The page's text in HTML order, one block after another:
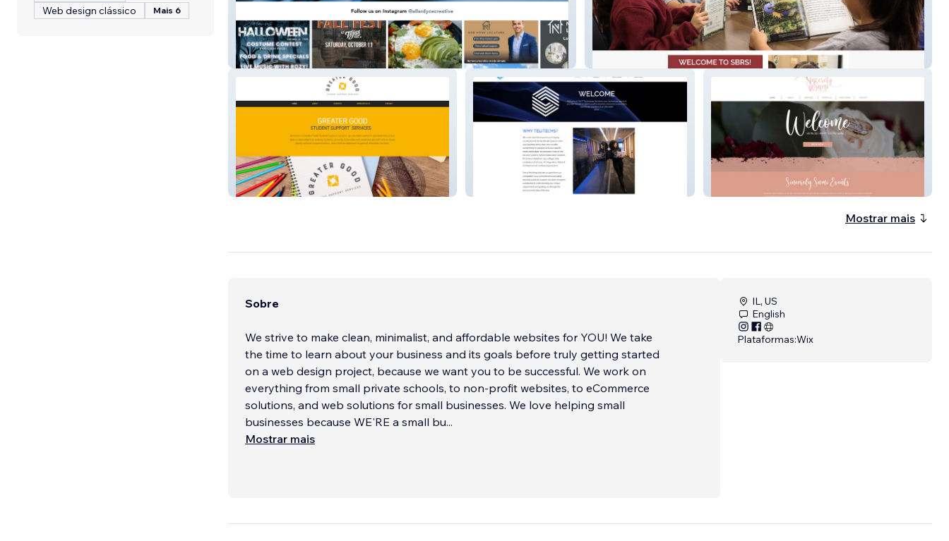
Web design clássico
Mais 6
Allardyce Creative St Bruno Richard
Greater Good SincerelySamiEvents
Mostrar mais
Sobre
We strive to make clean, minimalist, and affordable websites for YOU! We take
the time to learn about your business and its goals before truly getting started
on a web design project, because we want you to be successful. We work on
everything from small private schools, to non-profit websites, to eCommerce
solutions, and web solutions for small businesses. We love helping small
businesses because WE'RE a small bu...
Mostrar mais
IL, US
English
Plataformas:Wix